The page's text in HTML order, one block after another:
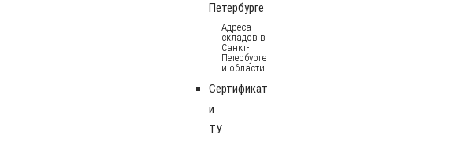
Петербурге
Адреса
складов в
Санкт-
Петербурге
и области
Сертификат
и
ТУ